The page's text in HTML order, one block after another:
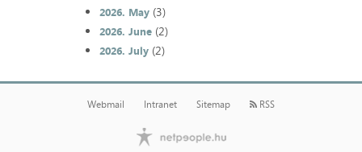
2026. May(3)
2026. June(2)
2026. July(2)
Webmail Intranet Sitemap RSS